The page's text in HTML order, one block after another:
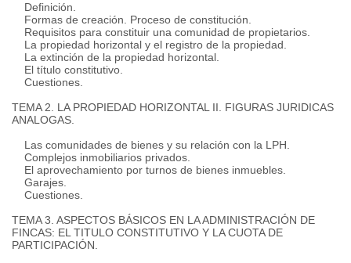
Definición.
Formas de creación. Proceso de constitución.
Requisitos para constituir una comunidad de propietarios.
La propiedad horizontal y el registro de la propiedad.
La extinción de la propiedad horizontal.
El título constitutivo.
Cuestiones.
TEMA 2. LA PROPIEDAD HORIZONTAL II. FIGURAS JURIDICAS
ANALOGAS.
Las comunidades de bienes y su relación con la LPH.
Complejos inmobiliarios privados.
El aprovechamiento por turnos de bienes inmuebles.
Garajes.
Cuestiones.
TEMA 3. ASPECTOS BÁSICOS EN LA ADMINISTRACIÓN DE
FINCAS: EL TITULO CONSTITUTIVO Y LA CUOTA DE
PARTICIPACIÓN.